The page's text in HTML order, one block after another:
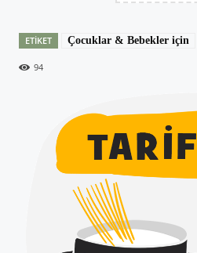
ETIKET Çocuklar & Bebekler için
94